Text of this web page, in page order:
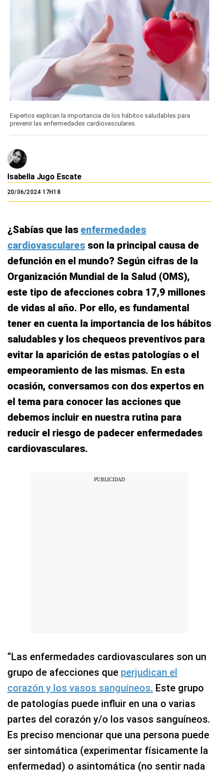
Expertos explican la importancia de los hábitos saludables para
prevenir las enfermedades cardiovasculares.
Isabella Jugo Escate
20/06/2024 17H18
¿Sabías que las enfermedades
cardiovasculares son la principal causa de
defunción en el mundo? Según cifras de la
Organización Mundial de la Salud (OMS),
este tipo de afecciones cobra 17,9 millones
de vidas al año. Por ello, es fundamental
tener en cuenta la importancia de los hábitos
saludables y los chequeos preventivos para
evitar la aparición de estas patologías o el
empeoramiento de las mismas. En esta
ocasión, conversamos con dos expertos en
el tema para conocer las acciones que
debemos incluir en nuestra rutina para
reducir el riesgo de padecer enfermedades
cardiovasculares.
“Las enfermedades cardiovasculares son un
grupo de afecciones que perjudican el
corazón y los vasos sanguíneos. Este grupo
de patologías puede influir en una o varias
partes del corazón y/o los vasos sanguíneos.
Es preciso mencionar que una persona puede
ser sintomática (experimentar físicamente la
enfermedad) o asintomática (no sentir nada